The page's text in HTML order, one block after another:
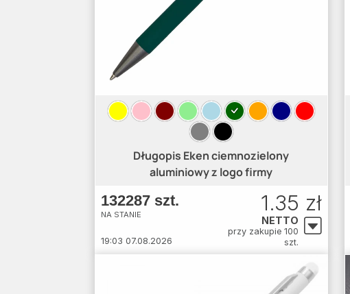
Długopis Eken ciemnozielony
aluminiowy z logo firmy
132287 szt.
NA STANIE
19:03 07.08.2026
1.35 zł
NETTO
przy zakupie 100
szt.